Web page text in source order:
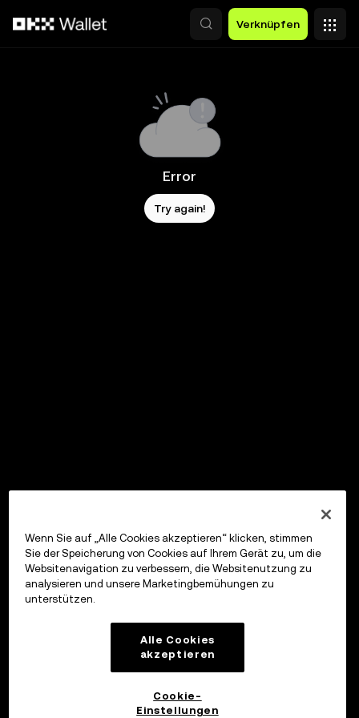
Verknüpfen
Error
Try again!
Wenn Sie auf „Alle Cookies akzeptieren“ klicken, stimmen
Sie der Speicherung von Cookies auf Ihrem Gerät zu, um die
Websitenavigation zu verbessern, die Websitenutzung zu
analysieren und unsere Marketingbemühungen zu
unterstützen.
Alle Cookies
akzeptieren
Cookie-
Einstellungen